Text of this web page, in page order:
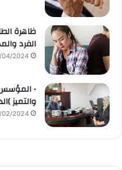
ظاهرة
الفرد
04/2024
• المؤسس
والتميز
02/2024